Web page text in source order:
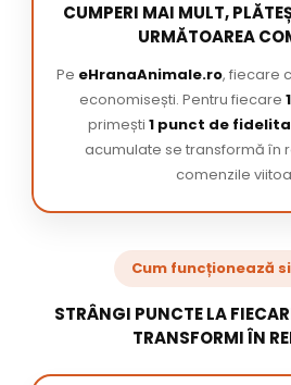
CUMPERI MAI MULT,
URMĂTOAREA
Pe eHranaAnimale.ro, fiecare
economisești. Pentru fiecare
primești 1 punct de
acumulate se transformă în
comenzile
Cum funcționează
STRÂNGI PUNCTE LA
TRANSFORMI ÎN